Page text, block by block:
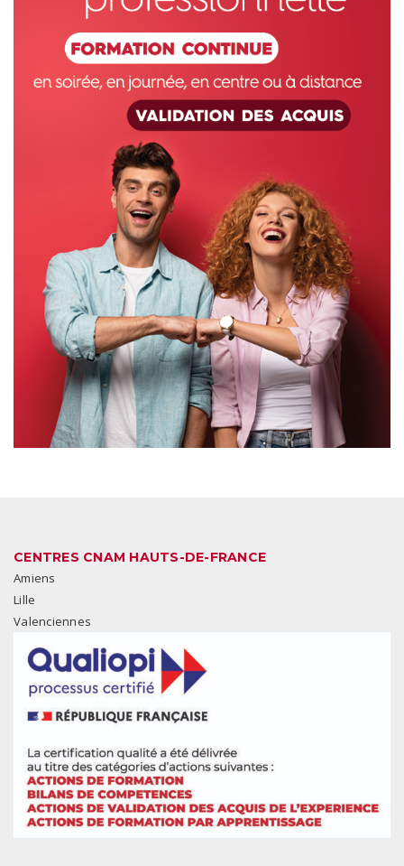
CENTRES CNAM HAUTS-DE-FRANCE
Amiens
Lille
Valenciennes